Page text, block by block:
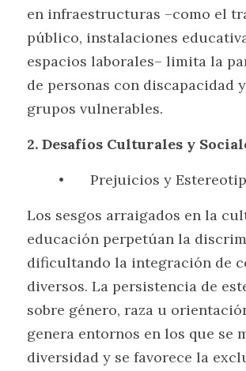
en infraestructuras –como el
público, instalaciones
espacios laborales– limita la
de personas con discapacidad
grupos vulnerables.
2. Desafíos Culturales y
•	Prejuicios y
Los sesgos arraigados en la
educación perpetúan la
dificultando la integración de
diversos. La persistencia de
sobre género, raza u
genera entornos en los que se
diversidad y se favorece la